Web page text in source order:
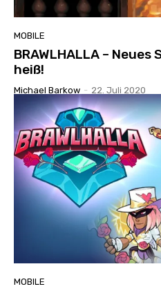
MOBILE
BRAWLHALLA –
heiß!
Michael Barkow - 22. Juli 2020
MOBILE